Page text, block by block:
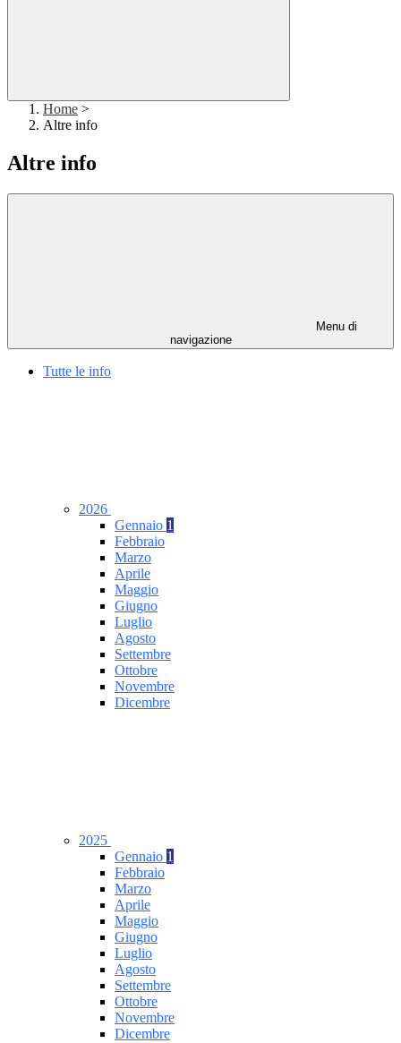
Home >
Altre info
Altre info
Menu di
navigazione
Tutte le info
2026
Gennaio 1
Febbraio
Marzo
Aprile
Maggio
Giugno
Luglio
Agosto
Settembre
Ottobre
Novembre
Dicembre
2025
Gennaio 1
Febbraio
Marzo
Aprile
Maggio
Giugno
Luglio
Agosto
Settembre
Ottobre
Novembre
Dicembre